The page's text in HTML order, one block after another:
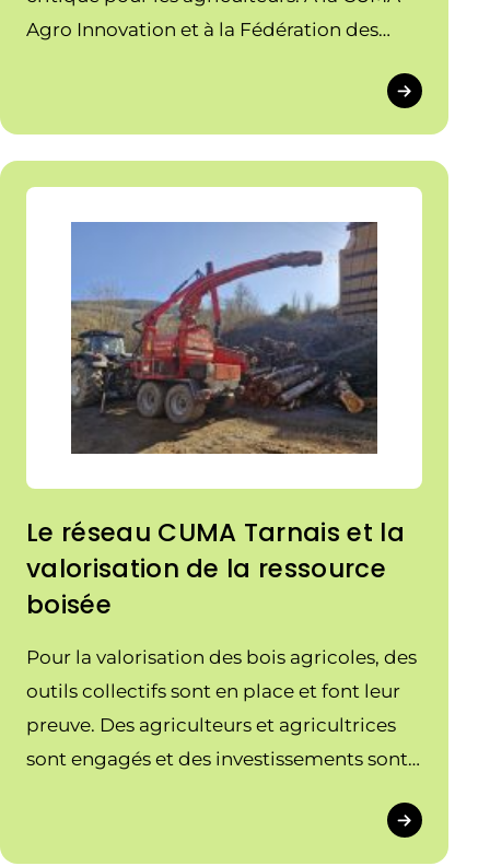
Agro Innovation et à la Fédération des
lancée pour adopter une technologie de
refroidissement capable de protéger les
récoltes contre les insectes et les
mycotoxines.
Le réseau CUMA Tarnais et la
valorisation de la ressource
boisée
Pour la valorisation des bois agricoles, des
outils collectifs sont en place et font leur
preuve. Des agriculteurs et agricultrices
sont engagés et des investissements sont